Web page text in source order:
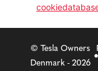
© Tesla Owners
Denmark - 2026